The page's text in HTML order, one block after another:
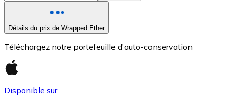
Détails du prix de Wrapped Ether
Téléchargez notre portefeuille d'auto-conservation
Disponible sur